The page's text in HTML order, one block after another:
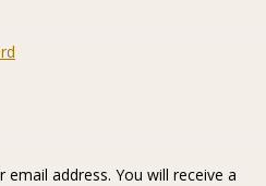
address. You will receive a